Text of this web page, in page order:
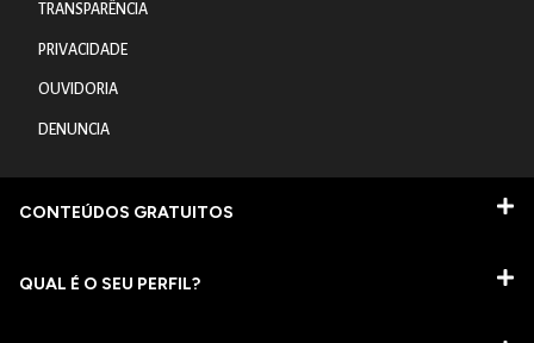
TRANSPARÊNCIA
PRIVACIDADE
OUVIDORIA
DENUNCIA
CONTEÚDOS GRATUITOS
QUAL É O SEU PERFIL?